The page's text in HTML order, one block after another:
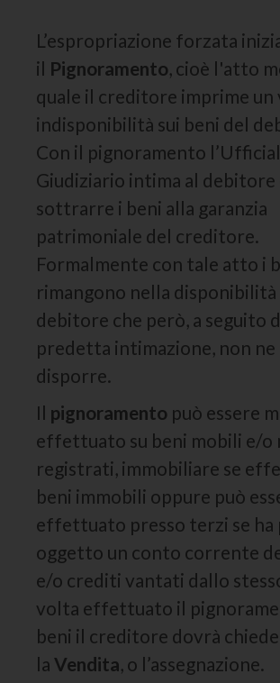
L’espropriazione forzata
il Pignoramento, cioè l'atto
quale il creditore imprime un
indisponibilità sui beni del
Con il pignoramento
Giudiziario intima al debitore
sottrarre i beni alla garanzia
patrimoniale del creditore.
Formalmente con tale atto i
rimangono nella disponibilità
debitore che però, a seguito
predetta intimazione, non ne
disporre.
Il pignoramento può essere
effettuato su beni mobili e/o
registrati, immobiliare se
beni immobili oppure può
effettuato presso terzi se ha
oggetto un conto corrente
e/o crediti vantati dallo
volta effettuato il
beni il creditore dovrà
la Vendita, o l’assegnazione.